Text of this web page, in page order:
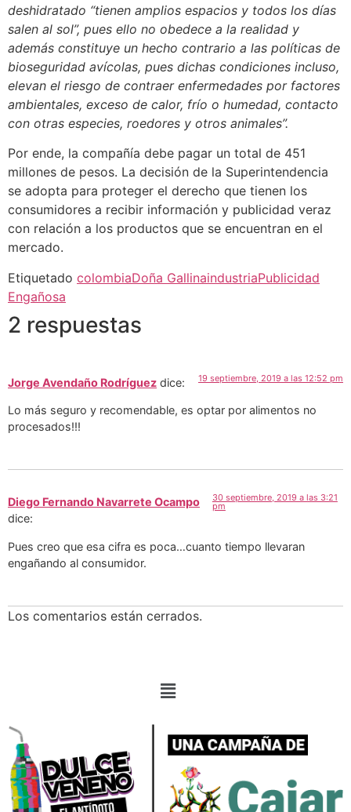
deshidratado “tienen amplios espacios y todos los días
salen al sol”, pues ello no obedece a la realidad y
además constituye un hecho contrario a las políticas de
bioseguridad avícolas, pues dichas condiciones incluso,
elevan el riesgo de contraer enfermedades por factores
ambientales, exceso de calor, frío o humedad, contacto
con otras especies, roedores y otros animales”.
Por ende, la compañía debe pagar un total de 451
millones de pesos. La decisión de la Superintendencia
se adopta para proteger el derecho que tienen los
consumidores a recibir información y publicidad veraz
con relación a los productos que se encuentran en el
mercado.
Etiquetado colombiaDoña GallinaindustriaPublicidad
Engañosa
2 respuestas
Jorge Avendaño Rodríguez dice: 19 septiembre, 2019 a las 12:52 pm
Lo más seguro y recomendable, es optar por alimentos no
procesados!!!
Diego Fernando Navarrete Ocampo
dice:
30 septiembre, 2019 a las 3:21
pm
Pues creo que esa cifra es poca…cuanto tiempo llevaran
engañando al consumidor.
Los comentarios están cerrados.